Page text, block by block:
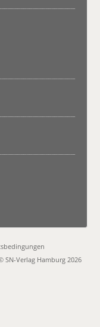
SN-Verlag Hamburg 2026